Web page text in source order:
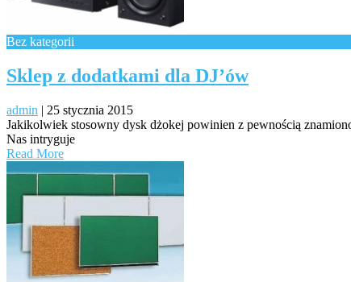
Bez kategorii
Sklep z dodatkami dla DJ’ów
admin | 25 stycznia 2015
Jakikolwiek stosowny dysk dżokej powinien z pewnością
Nas intryguje
Read More